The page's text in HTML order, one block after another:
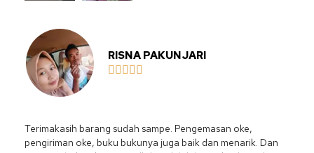
RISNA PAKUNJARI
    
Terimakasih barang sudah sampe. Pengemasan oke,
pengiriman oke, buku bukunya juga baik dan menarik. Dan